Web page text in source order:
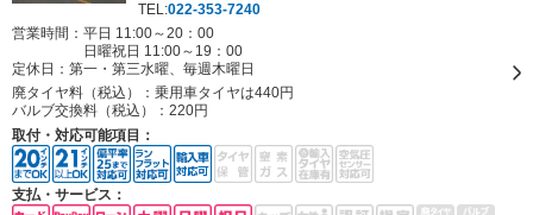
TEL:022-353-7240
営業時間：平日 11:00～20：00
日曜祝日 11:00～19：00
定休日： 第一・第三水曜、毎週木曜日
廃タイヤ料（税込）： 乗用車タイヤは440円
バルブ交換料（税込）： 220円
取付・対応可能項目：
支払・サービス：